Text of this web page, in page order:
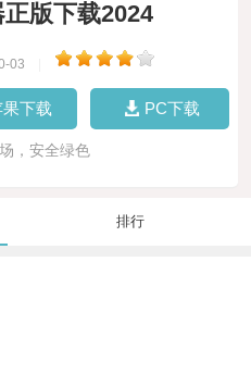
版下载2024
03
下载 PC下载
，安全绿色
排行